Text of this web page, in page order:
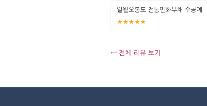
일월오봉도 전통민화부채 수공예
★★★★★
← 전체 리뷰 보기